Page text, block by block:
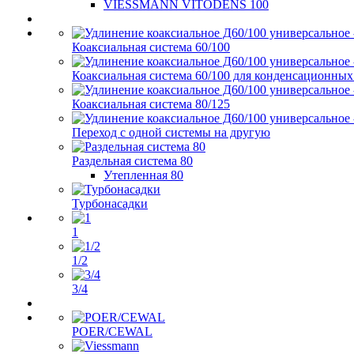
VIESSMANN VITODENS 100
Коаксиальная система 60/100
Коаксиальная система 60/100 для
Коаксиальная система 80/125
Переход с одной системы на другую
Раздельная система 80
Утепленная 80
Турбонасадки
1
1/2
3/4
POER/CEWAL